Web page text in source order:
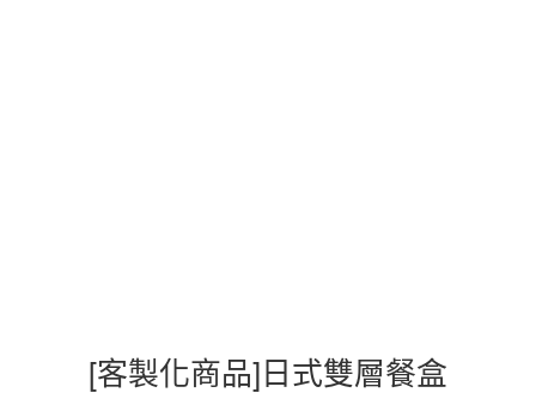
[客製化商品]日式雙層餐盒